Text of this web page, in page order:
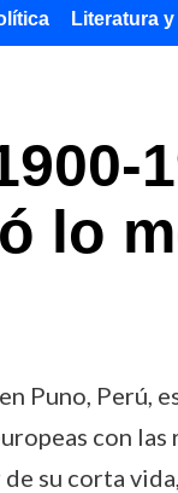
Literatura
lo
Perú,
con
su corta